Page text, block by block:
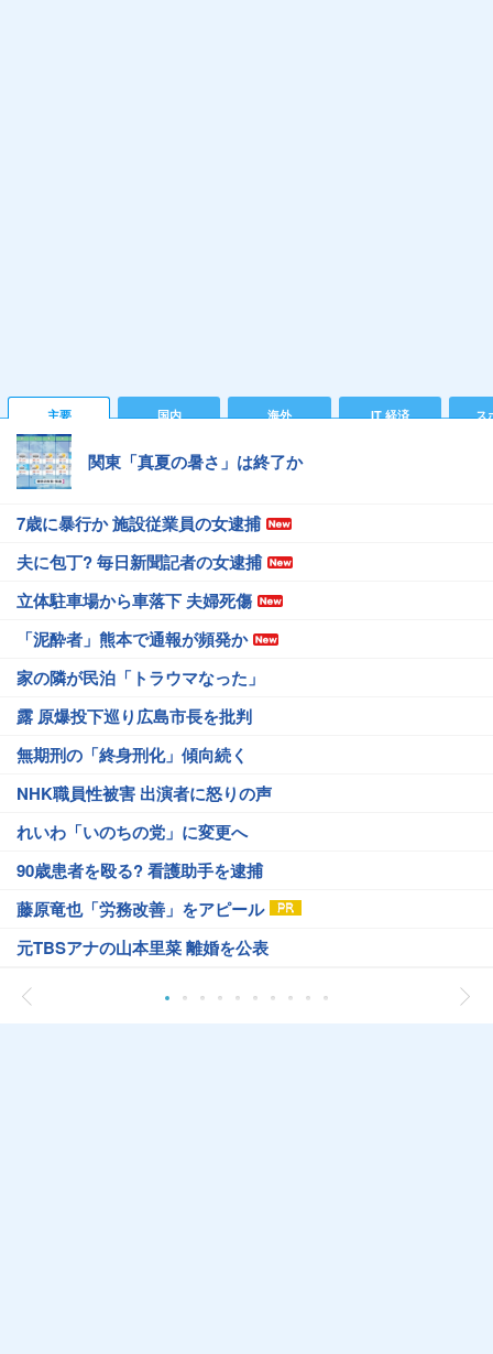
主要 国内 海外 IT 経済 ス
関東「真夏の暑さ」は終了か
7歳に暴行か 施設従業員の女逮捕
夫に包丁? 毎日新聞記者の女逮捕
立体駐車場から車落下 夫婦死傷
「泥酔者」熊本で通報が頻発か
家の隣が民泊「トラウマなった」
露 原爆投下巡り広島市長を批判
無期刑の「終身刑化」傾向続く
NHK職員性被害 出演者に怒りの声
れいわ「いのちの党」に変更へ
90歳患者を殴る? 看護助手を逮捕
藤原竜也「労務改善」をアピール
元TBSアナの山本里菜 離婚を公表